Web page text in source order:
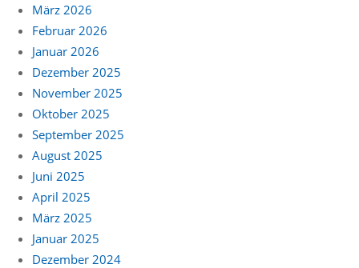
März 2026
Februar 2026
Januar 2026
Dezember 2025
November 2025
Oktober 2025
September 2025
August 2025
Juni 2025
April 2025
März 2025
Januar 2025
Dezember 2024